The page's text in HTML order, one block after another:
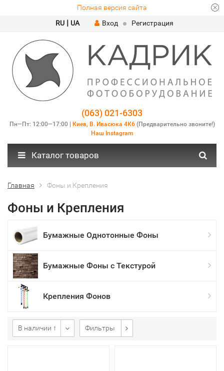
Полная версия сайта
RU | UA Вход Регистрация
(063) 021-6303
Пн—Пт: 12:00—17:00 | Киев, В. Ивасюка 4К6(Предварительно звоните!)
Наш Instagram
Каталог товаров
Главная Фоны и Крепления
Фоны и Крепления
Бумажные Однотонные Фоны
Бумажные Фоны с Текстурой
Крепления Фонов
В наличии ↑ Фильтры